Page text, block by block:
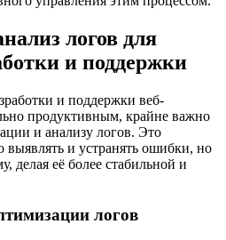
логов для
и поддержки
и поддержки веб-
продуктивным, крайне важно
и анализу логов. Это
выявлять и устранять ошибки, но
делая её более стабильной и
логов